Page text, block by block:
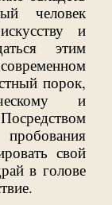
человек
и
этим
порок,
и
свой
в голове